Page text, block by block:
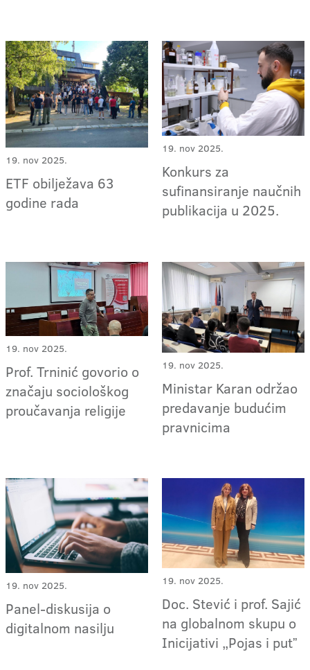
19. nov 2025.
ETF obilježava 63
godine rada
19. nov 2025.
Konkurs za
sufinansiranje naučnih
publikacija u 2025.
19. nov 2025.
Prof. Trninić govorio o
značaju sociološkog
proučavanja religije
19. nov 2025.
Ministar Karan održao
predavanje budućim
pravnicima
19. nov 2025.
Panel-diskusija o
digitalnom nasilju
19. nov 2025.
Doc. Stević i prof. Sajić
na globalnom skupu o
Inicijativi „Pojas i putˮ